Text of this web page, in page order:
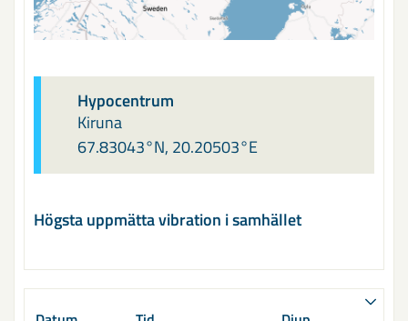
Hypocentrum
Kiruna
67.83043°N, 20.20503°E
Högsta uppmätta vibration i samhället